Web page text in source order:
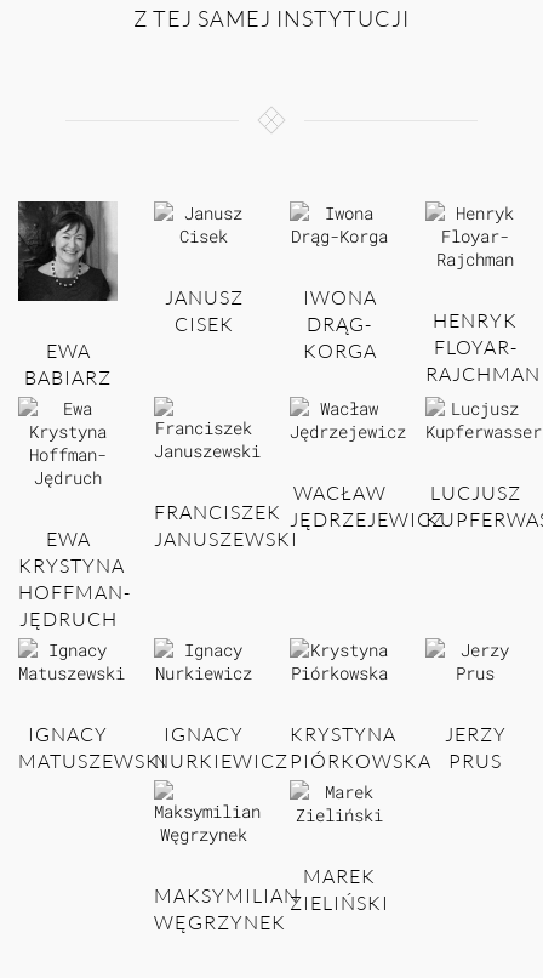
Z TEJ SAMEJ INSTYTUCJI
EWA
BABIARZ
JANUSZ
CISEK
IWONA
DRĄG-
KORGA
HENRYK
FLOYAR-
RAJCHMAN
EWA
KRYSTYNA
HOFFMAN-
JĘDRUCH
FRANCISZEK
JANUSZEWSKI
WACŁAW
JĘDRZEJEWICZ
LUCJUSZ
IGNACY
MATUSZEWSKI
IGNACY
NURKIEWICZ
KRYSTYNA
PIÓRKOWSKA
JERZY
PRUS
MAKSYMILIAN
WĘGRZYNEK
MAREK
ZIELIŃSKI